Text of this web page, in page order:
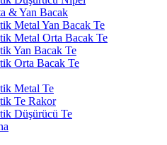
& Yan Bacak
Metal Yan Bacak Te
Metal Orta Bacak Te
Yan Bacak Te
Orta Bacak Te
Metal Te
Te Rakor
Düşürücü Te